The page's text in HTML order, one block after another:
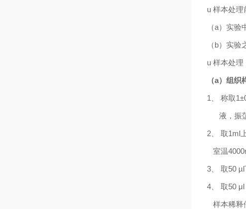
u 样本处理
（a）实验
（b）实验
u 样本处理
（a）组织
1、 称取1
液，振
2、 取1ml
室温
3、 取50 µl
4、 取50 μl
样本稀释